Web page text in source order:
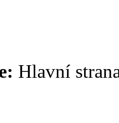
Hlavní